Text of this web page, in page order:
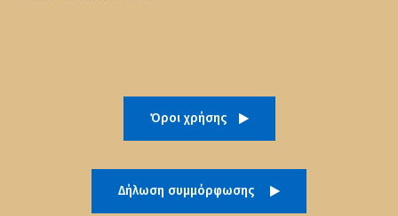
Όροι χρήσης
Δήλωση συμμόρφωσης